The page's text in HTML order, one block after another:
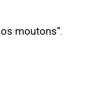
moutons“.